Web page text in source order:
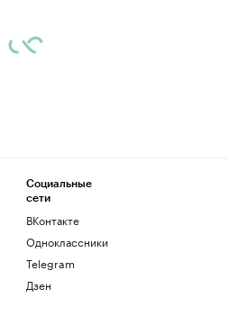
Социальные
сети
ВКонтакте
Одноклассники
Telegram
Дзен